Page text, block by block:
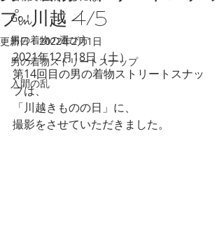
Go！
男の着物の選び方
男の着物ストリートスナップ
入間の乱
プin川越 4/5
更新日：2022年2月1日
2021年12月18日（土）
第14回目の男の着物ストリートスナッ
プは、
「川越きものの日」に、
撮影をさせていただきました。